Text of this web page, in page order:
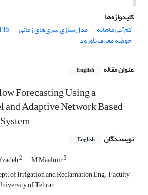
کلیدواژه‌ها
کم‌آبی‌‌ ماهانه
مدل‌سازی سری‌های زمانی
حوضة معرف ناورود
عنوان مقاله English
Forecasting Using a
and Adaptive Network Based
نویسندگان English
2 M Maalmir3
of Irrigation and Reclamation Eng., Faculty
of Tehran